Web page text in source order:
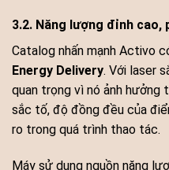
3.2. Năng lượng đỉnh cao,
Catalog nhấn mạnh Activo
Energy Delivery. Với laser
quan trọng vì nó ảnh hưởng
sắc tố, độ đồng đều của
ro trong quá trình thao tác.
Máy sử dụng nguồn năng